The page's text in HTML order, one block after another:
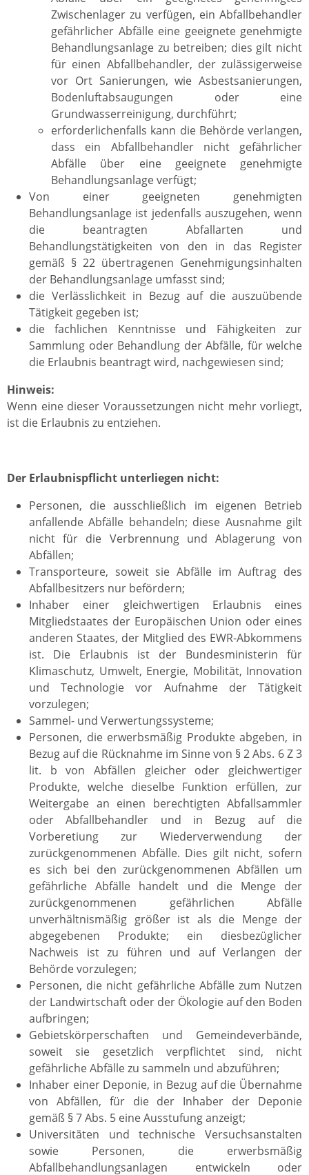
Zwischenlager zu verfügen, ein Abfallbehandler
gefährlicher Abfälle eine geeignete genehmigte
Behandlungsanlage zu betreiben; dies gilt nicht
für einen Abfallbehandler, der zulässigerweise
vor Ort Sanierungen, wie Asbestsanierungen,
Bodenluftabsaugungen oder eine
Grundwasserreinigung, durchführt;
erforderlichenfalls kann die Behörde verlangen,
dass ein Abfallbehandler nicht gefährlicher
Abfälle über eine geeignete genehmigte
Behandlungsanlage verfügt;
Von einer geeigneten genehmigten
Behandlungsanlage ist jedenfalls auszugehen, wenn
die beantragten Abfallarten und
Behandlungstätigkeiten von den in das Register
gemäß § 22 übertragenen Genehmigungsinhalten
der Behandlungsanlage umfasst sind;
die Verlässlichkeit in Bezug auf die auszuübende
Tätigkeit gegeben ist;
die fachlichen Kenntnisse und Fähigkeiten zur
Sammlung oder Behandlung der Abfälle, für welche
die Erlaubnis beantragt wird, nachgewiesen sind;
Hinweis:
Wenn eine dieser Voraussetzungen nicht mehr vorliegt,
ist die Erlaubnis zu entziehen.
Der Erlaubnispflicht unterliegen nicht:
Personen, die ausschließlich im eigenen Betrieb
anfallende Abfälle behandeln; diese Ausnahme gilt
nicht für die Verbrennung und Ablagerung von
Abfällen;
Transporteure, soweit sie Abfälle im Auftrag des
Abfallbesitzers nur befördern;
Inhaber einer gleichwertigen Erlaubnis eines
Mitgliedstaates der Europäischen Union oder eines
anderen Staates, der Mitglied des EWR-Abkommens
ist. Die Erlaubnis ist der Bundesministerin für
Klimaschutz, Umwelt, Energie, Mobilität, Innovation
und Technologie vor Aufnahme der Tätigkeit
vorzulegen;
Sammel- und Verwertungssysteme;
Personen, die erwerbsmäßig Produkte abgeben, in
Bezug auf die Rücknahme im Sinne von § 2 Abs. 6 Z 3
lit. b von Abfällen gleicher oder gleichwertiger
Produkte, welche dieselbe Funktion erfüllen, zur
Weitergabe an einen berechtigten Abfallsammler
oder Abfallbehandler und in Bezug auf die
Vorberetiung zur Wiederverwendung der
zurückgenommenen Abfälle. Dies gilt nicht, sofern
es sich bei den zurückgenommenen Abfällen um
gefährliche Abfälle handelt und die Menge der
zurückgenommenen gefährlichen Abfälle
unverhältnismäßig größer ist als die Menge der
abgegebenen Produkte; ein diesbezüglicher
Nachweis ist zu führen und auf Verlangen der
Behörde vorzulegen;
Personen, die nicht gefährliche Abfälle zum Nutzen
der Landwirtschaft oder der Ökologie auf den Boden
aufbringen;
Gebietskörperschaften und Gemeindeverbände,
soweit sie gesetzlich verpflichtet sind, nicht
gefährliche Abfälle zu sammeln und abzuführen;
Inhaber einer Deponie, in Bezug auf die Übernahme
von Abfällen, für die der Inhaber der Deponie
gemäß § 7 Abs. 5 eine Ausstufung anzeigt;
Universitäten und technische Versuchsanstalten
sowie Personen, die erwerbsmäßig
Abfallbehandlungsanlagen entwickeln oder